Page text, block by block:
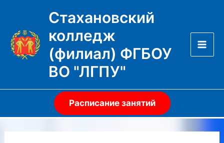
содержимому
Стахановский
колледж
(филиал) ФГБОУ
ВО "ЛГПУ"
Расписание занятий